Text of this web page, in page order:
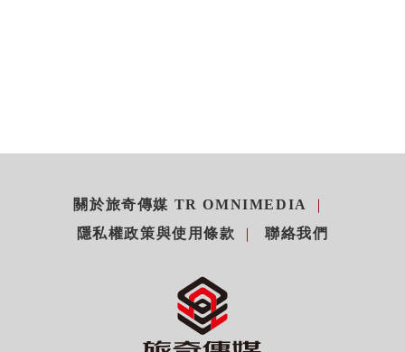
關於旅奇傳媒 TR OMNIMEDIA
隱私權政策與使用條款
聯絡我們